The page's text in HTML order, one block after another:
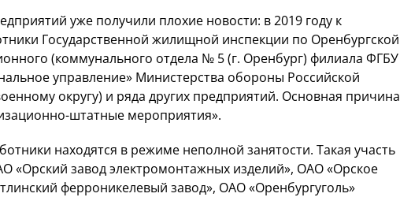
уже получили плохие новости: в 2019 году к
Государственной жилищной инспекции по Оренбургской
(коммунального отдела № 5 (г. Оренбург) филиала ФГБУ
управление» Министерства обороны Российской
округу) и ряда других предприятий. Основная причина
штатные мероприятия».
находятся в режиме неполной занятости. Такая участь
«Орский завод электромонтажных изделий», ОАО «Орское
ферроникелевый завод», ОАО «Оренбургуголь»